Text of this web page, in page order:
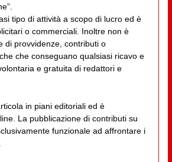
tipo di attività a scopo di lucro ed è
o commerciali. Inoltre non è
di provvidenze, contributi o
che conseguano qualsiasi ricavo e
e gratuita di redattori e
in piani editoriali ed è
La pubblicazione di contributi su
funzionale ad affrontare i